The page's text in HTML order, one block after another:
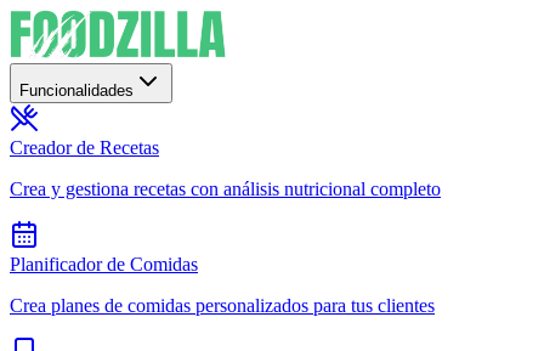
Funcionalidades
Creador de Recetas
Crea y gestiona recetas con análisis nutricional completo
Planificador de Comidas
Crea planes de comidas personalizados para tus clientes